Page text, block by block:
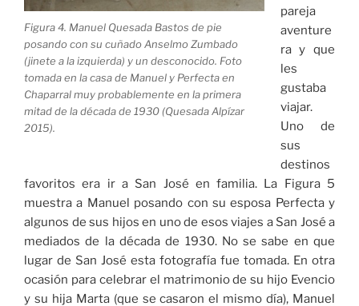
Figura 4. Manuel Quesada Bastos de pie
posando con su cuñado Anselmo Zumbado
(jinete a la izquierda) y un desconocido. Foto
tomada en la casa de Manuel y Perfecta en
Chaparral muy probablemente en la primera
mitad de la década de 1930 (Quesada Alpízar
2015).
pareja
aventure
ra y que
les
gustaba
viajar.
Uno de
sus
destinos
favoritos era ir a San José en familia. La Figura 5
muestra a Manuel posando con su esposa Perfecta y
algunos de sus hijos en uno de esos viajes a San José a
mediados de la década de 1930. No se sabe en que
lugar de San José esta fotografía fue tomada. En otra
ocasión para celebrar el matrimonio de su hijo Evencio
y su hija Marta (que se casaron el mismo día), Manuel